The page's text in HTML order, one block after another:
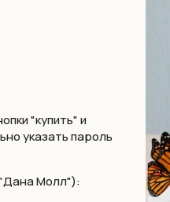
"купить" и
указать пароль
Молл"):